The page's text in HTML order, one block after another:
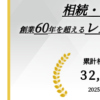
相続
創業60年を超える
累計